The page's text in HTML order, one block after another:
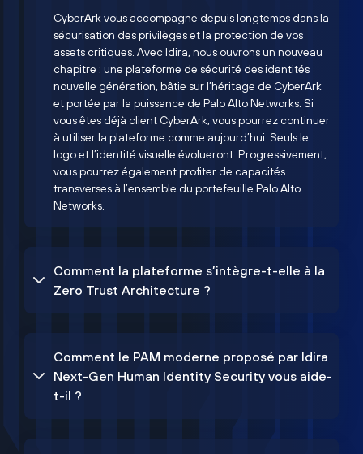
CyberArk vous accompagne depuis longtemps dans la
sécurisation des privilèges et la protection de vos
assets critiques. Avec Idira, nous ouvrons un nouveau
chapitre : une plateforme de sécurité des identités
nouvelle génération, bâtie sur l’héritage de CyberArk
et portée par la puissance de Palo Alto Networks. Si
vous êtes déjà client CyberArk, vous pourrez continuer
à utiliser la plateforme comme aujourd’hui. Seuls le
logo et l’identité visuelle évolueront. Progressivement,
vous pourrez également profiter de capacités
transverses à l’ensemble du portefeuille Palo Alto
Networks.
Comment la plateforme s’intègre-t-elle à la
Zero Trust Architecture ?
Comment le PAM moderne proposé par Idira
Next-Gen Human Identity Security vous aide-
t-il ?